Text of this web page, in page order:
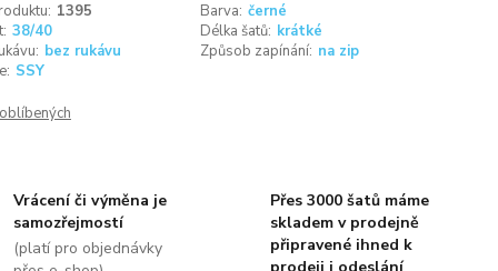
1395 Barva: černé
38/40 Délka šatů: krátké
bez rukávu Způsob zapínání: na zip
SSY
Vrácení či výměna je
samozřejmostí
(platí pro objednávky
Přes 3000 šatů máme
skladem v prodejně
připravené ihned k